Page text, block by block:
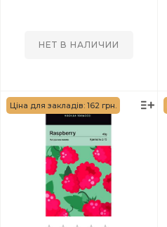
НЕТ В НАЛИЧИИ
Ціна для закладів: 162 грн.